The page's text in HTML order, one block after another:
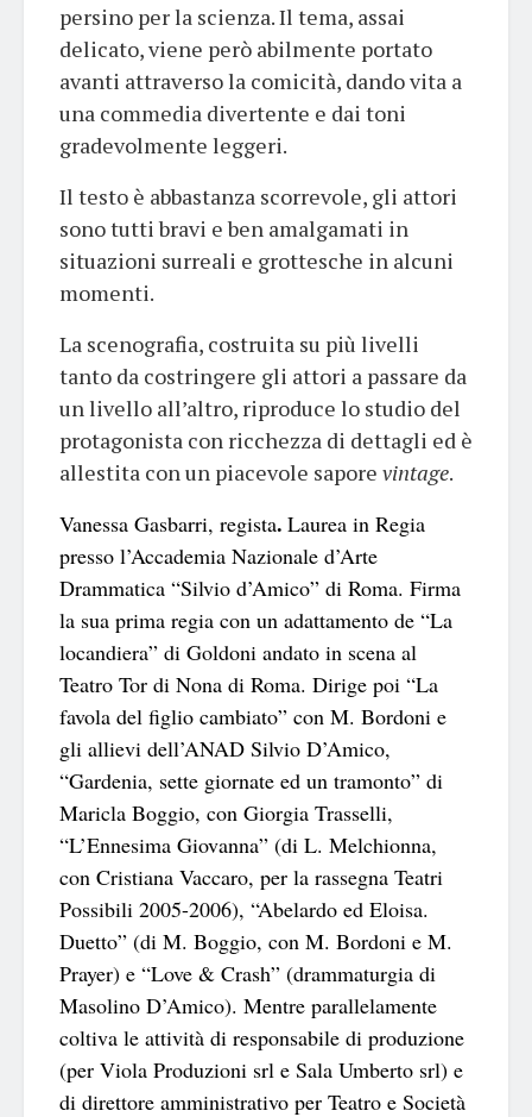
persino per la scienza. Il tema, assai
delicato, viene però abilmente portato
avanti attraverso la comicità, dando vita a
una commedia divertente e dai toni
gradevolmente leggeri.
Il testo è abbastanza scorrevole, gli attori
sono tutti bravi e ben amalgamati in
situazioni surreali e grottesche in alcuni
momenti.
La scenografia, costruita su più livelli
tanto da costringere gli attori a passare da
un livello all’altro, riproduce lo studio del
protagonista con ricchezza di dettagli ed è
allestita con un piacevole sapore vintage.
Vanessa Gasbarri, regista. Laurea in Regia
presso l’Accademia Nazionale d’Arte
Drammatica “Silvio d’Amico” di Roma. Firma
la sua prima regia con un adattamento de “La
locandiera” di Goldoni andato in scena al
Teatro Tor di Nona di Roma. Dirige poi “La
favola del figlio cambiato” con M. Bordoni e
gli allievi dell’ANAD Silvio D’Amico,
“Gardenia, sette giornate ed un tramonto” di
Maricla Boggio, con Giorgia Trasselli,
“L’Ennesima Giovanna” (di L. Melchionna,
con Cristiana Vaccaro, per la rassegna Teatri
Possibili 2005-2006), “Abelardo ed Eloisa.
Duetto” (di M. Boggio, con M. Bordoni e M.
Prayer) e “Love & Crash” (drammaturgia di
Masolino D’Amico). Mentre parallelamente
coltiva le attività di responsabile di produzione
(per Viola Produzioni srl e Sala Umberto srl) e
di direttore amministrativo per Teatro e Società